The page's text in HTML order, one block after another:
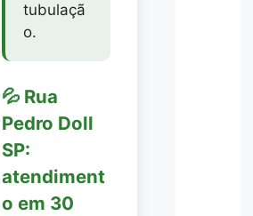
tubulaçã
o.
💦 Rua
Pedro Doll
SP:
atendiment
o em 30